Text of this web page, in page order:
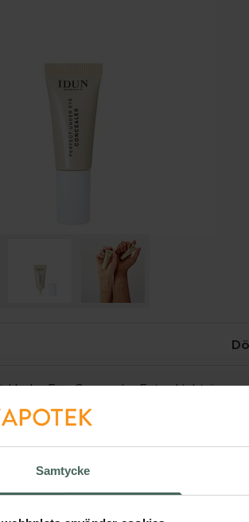
Samtycke
Under Eye Concealer Extra Light är en
medium täckning. Den har en krämig
känsla på huden vilket gör att den
känsliga ögonområdet. Håller hela
i fina linjer. Formulan består av
som passar alla hudtyper, även den
och fri från cykliska silikoner, talk,